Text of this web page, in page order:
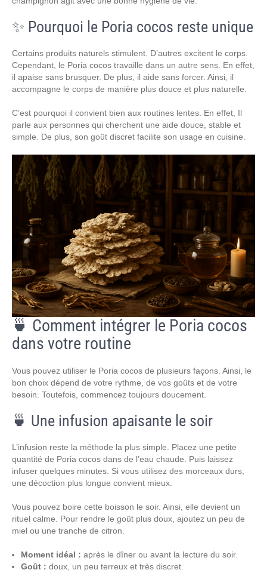
✨ Pourquoi le Poria cocos reste unique
Certains produits naturels stimulent. D’autres excitent le corps.
Cependant, le Poria cocos travaille dans un autre sens. En effet,
il apaise sans brusquer. De plus, il aide sans forcer. Ainsi, il
accompagne le corps de manière plus douce et plus naturelle.
C’est pourquoi il convient bien aux routines lentes. En effet, Il
parle aux personnes qui cherchent une aide douce, stable et
simple. De plus, son goût discret facilite son usage en cuisine.
🍵 Comment intégrer le Poria cocos
dans votre routine
Vous pouvez utiliser le Poria cocos de plusieurs façons. Ainsi, le
bon choix dépend de votre rythme, de vos goûts et de votre
besoin. Toutefois, commencez toujours doucement.
🍵 Une infusion apaisante le soir
L’infusion reste la méthode la plus simple. Placez une petite
quantité de Poria cocos dans de l’eau chaude. Puis laissez
infuser quelques minutes. Si vous utilisez des morceaux durs,
une décoction plus longue convient mieux.
Vous pouvez boire cette boisson le soir. Ainsi, elle devient un
rituel calme. Pour rendre le goût plus doux, ajoutez un peu de
miel ou une tranche de citron.
Moment idéal : après le dîner ou avant la lecture du soir.
Goût : doux, un peu terreux et très discret.